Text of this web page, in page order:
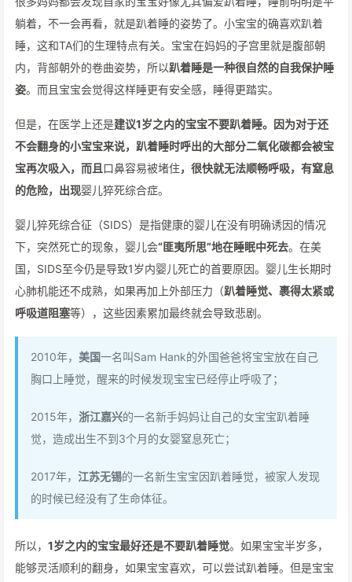
躺着，不一会再看，就是趴着睡的姿势了。小宝宝的确喜欢趴着
睡，这和TA们的生理特点有关。宝宝在妈妈的子宫里就是腹部朝
内，背部朝外的卷曲姿势，所以趴着睡是一种很自然的自我保护睡
姿。而且宝宝会觉得这样睡更有安全感，睡得更踏实。
但是，在医学上还是建议1岁之内的宝宝不要趴着睡。因为对于还
不会翻身的小宝宝来说，趴着睡时呼出的大部分二氧化碳都会被宝
宝再次吸入，而且口鼻容易被堵住，很快就无法顺畅呼吸，有窒息
的危险，出现婴儿猝死综合症。
婴儿猝死综合征（SIDS）是指健康的婴儿在没有明确诱因的情况
下，突然死亡的现象，婴儿会“匪夷所思”地在睡眠中死去。在美
国，SIDS至今仍是导致1岁内婴儿死亡的首要原因。婴儿生长期时
心肺机能还不成熟，如果再加上外部压力（趴着睡觉、裹得太紧或
呼吸道阻塞等），这些因素累加最终就会导致悲剧。
2010年， 美国一名叫Sam Hank的外国爸爸将宝宝放在自己
胸口上睡觉，醒来的时候发现宝宝已经停止呼吸了；
2015年， 浙江嘉兴的一名新手妈妈让自己的女宝宝趴着睡
觉，造成出生不到3个月的女婴窒息死亡；
2017年， 江苏无锡的一名新生宝宝因趴着睡觉，被家人发现
的时候已经没有了生命体征。
所以， 1岁之内的宝宝最好还是不要趴着睡觉。如果宝宝半岁多，
能够灵活顺利的翻身，如果宝宝喜欢，可以尝试趴着睡。但是宝宝